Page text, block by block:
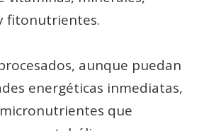
fitonutrientes.
aunque puedan
energéticas inmediatas,
que